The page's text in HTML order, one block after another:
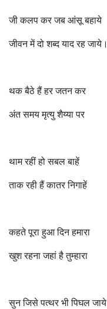
जी कलप कर जब आंसू बहाये
जीवन में दो शब्द याद रह जाये।
थक बैठे हैं हर जतन कर
अंत समय मृत्यु शैय्या पर
थाम रहीं हो सबल बाहें
ताक रही हैं कातर निगाहें
कहते पूरा हुआ दिन हमारा
खुश रहना जहां है तुम्हारा
सुन जिसे पत्थर भी पिघल जाये